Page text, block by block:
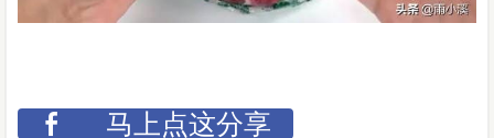
马上点这分享